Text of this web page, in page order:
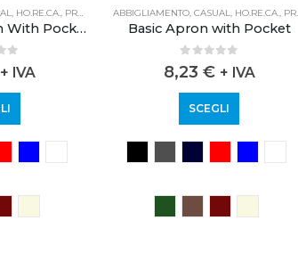
, HO.RE.CA., PROFESSIONALE
Basic Half Apron With Pocket
5
+ IVA
ABBIGLIAMENTO,CASUAL, HO.RE.CA., PROFESSIONALE
Basic Apron with Pocket
0 out of 5
8,23 € + IVA
SCEGLI